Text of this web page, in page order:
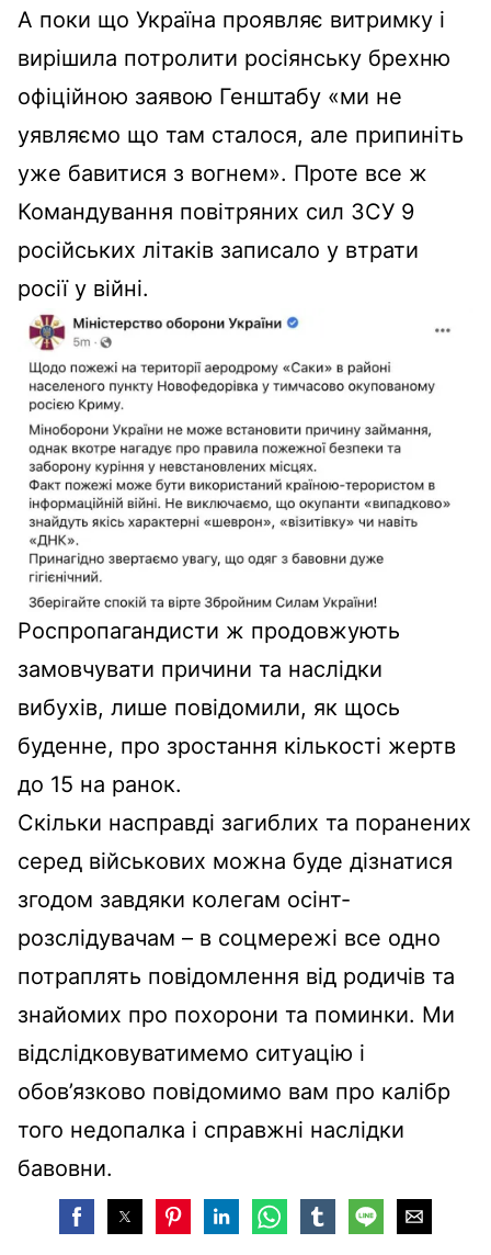
А поки що Україна проявляє витримку і
вирішила потролити росіянську брехню
офіційною заявою Генштабу «ми не
уявляємо що там сталося, але припиніть
уже бавитися з вогнем». Проте все ж
Командування повітряних сил ЗСУ 9
російських літаків записало у втрати
росії у війні.
Роспропагандисти ж продовжують
замовчувати причини та наслідки
вибухів, лише повідомили, як щось
буденне, про зростання кількості жертв
до 15 на ранок.
Скільки насправді загиблих та поранених
серед військових можна буде дізнатися
згодом завдяки колегам осінт-
розслідувачам – в соцмережі все одно
потраплять повідомлення від родичів та
знайомих про похорони та поминки. Ми
відслідковуватимемо ситуацію і
обов’язково повідомимо вам про калібр
того недопалка і справжні наслідки
бавовни.